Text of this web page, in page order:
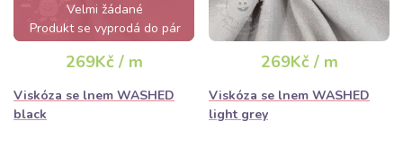
Velmi žádané
Produkt se vyprodá do pár
hodin
269Kč / m
Viskóza se lnem WASHED
black
269Kč / m
Viskóza se lnem WASHED
light grey